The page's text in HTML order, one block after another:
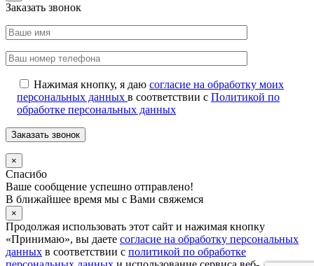
Заказать звонок
Нажимая кнопку, я даю согласие на обработку моих
персональных данных в соответствии с Политикой по
обработке персональных данных
×
Спасибо
Ваше сообщение успешно отправлено!
В ближайшее время мы с Вами свяжемся
×
Продолжая использовать этот сайт и нажимая кнопку
«Принимаю», вы даете согласие на обработку персональных
данных в соответствии с политикой по обработке